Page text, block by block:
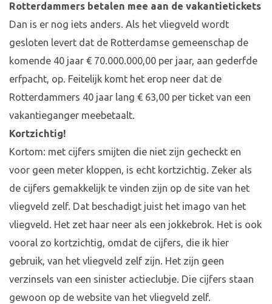
Rotterdammers betalen mee aan de vakantietickets
Dan is er nog iets anders. Als het vliegveld wordt
gesloten levert dat de Rotterdamse gemeenschap de
komende 40 jaar € 70.000.000,00 per jaar, aan gederfde
erfpacht, op. Feitelijk komt het erop neer dat de
Rotterdammers 40 jaar lang € 63,00 per ticket van een
vakantieganger meebetaalt.
Kortzichtig!
Kortom: met cijfers smijten die niet zijn gecheckt en
voor geen meter kloppen, is echt kortzichtig. Zeker als
de cijfers gemakkelijk te vinden zijn op de site van het
vliegveld zelf. Dat beschadigt juist het imago van het
vliegveld. Het zet haar neer als een jokkebrok. Het is ook
vooral zo kortzichtig, omdat de cijfers, die ik hier
gebruik, van het vliegveld zelf zijn. Het zijn geen
verzinsels van een sinister actieclubje. Die cijfers staan
gewoon op de website van het vliegveld zelf.